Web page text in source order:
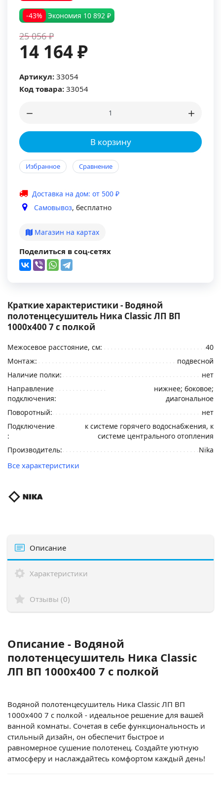
-43% Экономия 10 892 ₽
25 056 ₽
14 164 ₽
Артикул: 33054
Код товара: 33054
В корзину
Избранное Сравнение
Доставка на дом: от 500 ₽
Самовывоз, бесплатно
Магазин на картах
Поделиться в соц-сетях
Краткие характеристики - Водяной
полотенцесушитель Ника Classic ЛП ВП
1000x400 7 с полкой
Межосевое расстояние, см:
40
Монтаж:
подвесной
Наличие полки:
нет
Направление
подключения:
нижнее; боковое;
диагональное
Поворотный:
нет
Подключение
:
к системе горячего водоснабжения, к
системе центрального отопления
Производитель:
Nika
Все характеристики
Описание
Характеристики
Отзывы (0)
Описание - Водяной
полотенцесушитель Ника Classic
ЛП ВП 1000x400 7 с полкой
Водяной полотенцесушитель Ника Classic ЛП ВП
1000x400 7 с полкой - идеальное решение для вашей
ванной комнаты. Сочетая в себе функциональность и
стильный дизайн, он обеспечит быстрое и
равномерное сушение полотенец. Создайте уютную
атмосферу и наслаждайтесь комфортом каждый день!